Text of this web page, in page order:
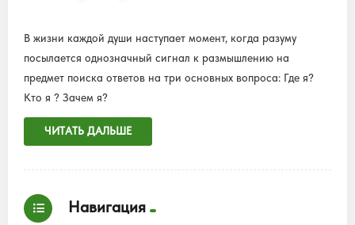
В жизни каждой души наступает момент, когда разуму
посылается однозначный сигнал к размышлению на
предмет поиска ответов на три основных вопроса: Где я?
Кто я ? Зачем я?
ЧИТАТЬ ДАЛЬШЕ
Навигация